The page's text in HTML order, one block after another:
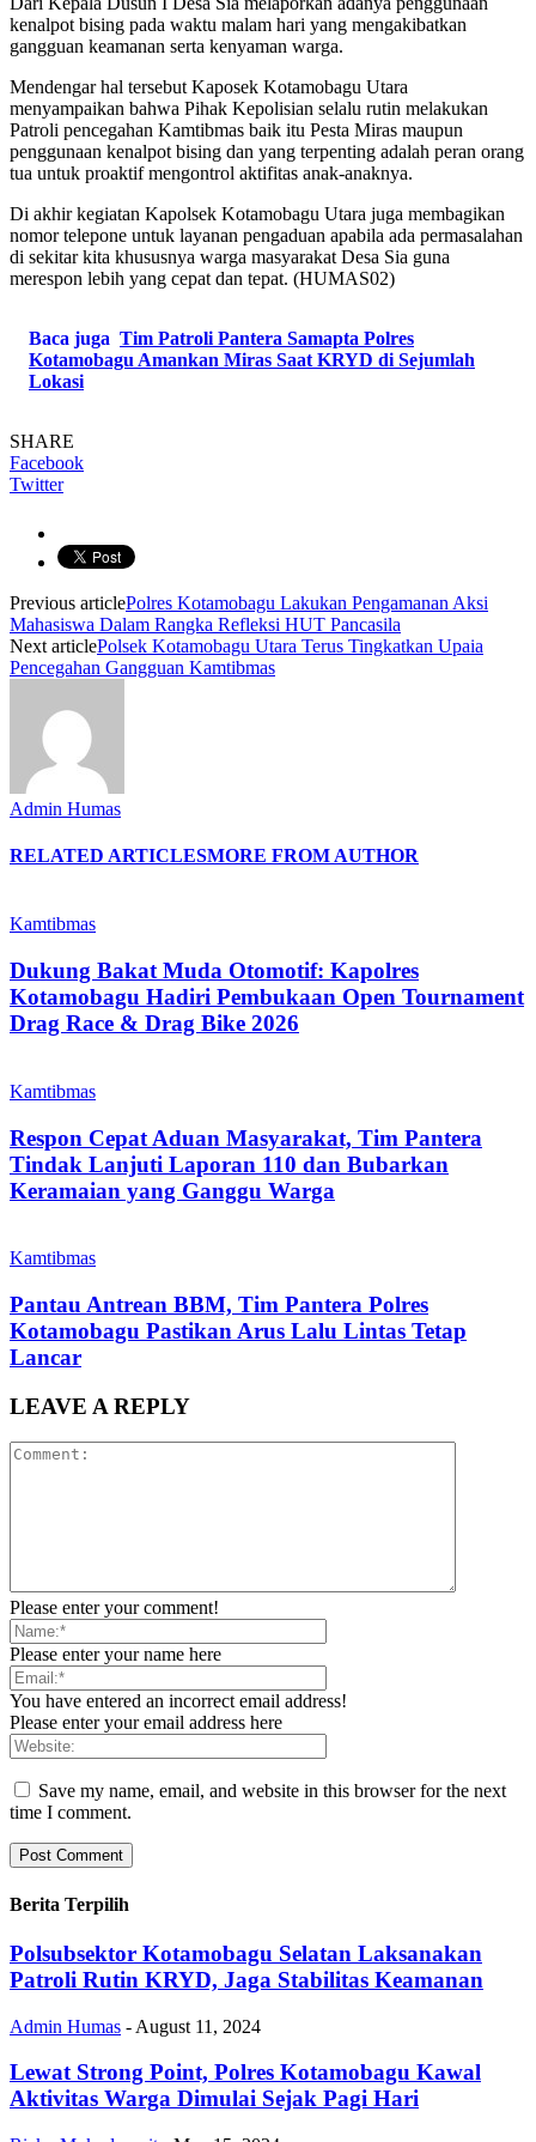
kenalpot bising pada waktu malam hari yang mengakibatkan
gangguan keamanan serta kenyaman warga.
Mendengar hal tersebut Kaposek Kotamobagu Utara
menyampaikan bahwa Pihak Kepolisian selalu rutin melakukan
Patroli pencegahan Kamtibmas baik itu Pesta Miras maupun
penggunaan kenalpot bising dan yang terpenting adalah peran orang
tua untuk proaktif mengontrol aktifitas anak-anaknya.
Di akhir kegiatan Kapolsek Kotamobagu Utara juga membagikan
nomor telepone untuk layanan pengaduan apabila ada permasalahan
di sekitar kita khususnya warga masyarakat Desa Sia guna
merespon lebih yang cepat dan tepat. (HUMAS02)
Baca juga Tim Patroli Pantera Samapta Polres
Kotamobagu Amankan Miras Saat KRYD di Sejumlah
Lokasi
SHARE
Facebook
Twitter
Previous articlePolres Kotamobagu Lakukan Pengamanan Aksi
Mahasiswa Dalam Rangka Refleksi HUT Pancasila
Next articlePolsek Kotamobagu Utara Terus Tingkatkan Upaia
Pencegahan Gangguan Kamtibmas
Admin Humas
RELATED ARTICLESMORE FROM AUTHOR
Kamtibmas
Dukung Bakat Muda Otomotif: Kapolres
Kotamobagu Hadiri Pembukaan Open Tournament
Drag Race & Drag Bike 2026
Kamtibmas
Respon Cepat Aduan Masyarakat, Tim Pantera
Tindak Lanjuti Laporan 110 dan Bubarkan
Keramaian yang Ganggu Warga
Kamtibmas
Pantau Antrean BBM, Tim Pantera Polres
Kotamobagu Pastikan Arus Lalu Lintas Tetap
Lancar
LEAVE A REPLY
Please enter your comment!
Please enter your name here
You have entered an incorrect email address!
Please enter your email address here
Save my name, email, and website in this browser for the next
time I comment.
Berita Terpilih
Polsubsektor Kotamobagu Selatan Laksanakan
Patroli Rutin KRYD, Jaga Stabilitas Keamanan
Admin Humas - August 11, 2024
Lewat Strong Point, Polres Kotamobagu Kawal
Aktivitas Warga Dimulai Sejak Pagi Hari